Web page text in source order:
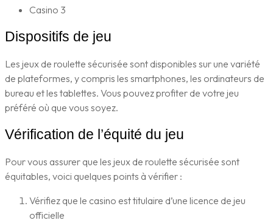
Casino 3
Dispositifs de jeu
Les jeux de roulette sécurisée sont disponibles sur une variété
de plateformes, y compris les smartphones, les ordinateurs de
bureau et les tablettes. Vous pouvez profiter de votre jeu
préféré où que vous soyez.
Vérification de l’équité du jeu
Pour vous assurer que les jeux de roulette sécurisée sont
équitables, voici quelques points à vérifier :
Vérifiez que le casino est titulaire d’une licence de jeu
officielle